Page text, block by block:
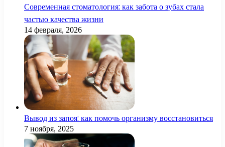
Современная стоматология: как забота о зубах стала
частью качества жизни
14 февраля, 2026
Вывод из запоя: как помочь организму восстановиться
7 ноября, 2025